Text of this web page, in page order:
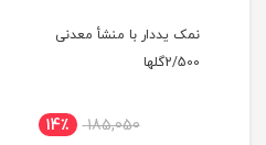
نمک یددار با منشأ معدنی
2/500گلها
185,050 14٪